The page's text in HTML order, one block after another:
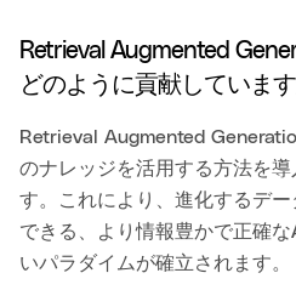
Retrieval Augmented
どのように貢献していま
Retrieval Augmented
のナレッジを活用する方法を
す。これにより、進化するデ
できる、より情報豊かで正確
いパラダイムが確立されます。